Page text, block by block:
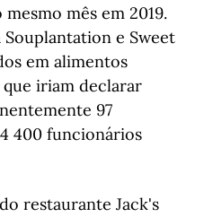
mês em 2019.
Souplantation e Sweet
em alimentos
iriam declarar
97
400 funcionários
restaurante Jack's